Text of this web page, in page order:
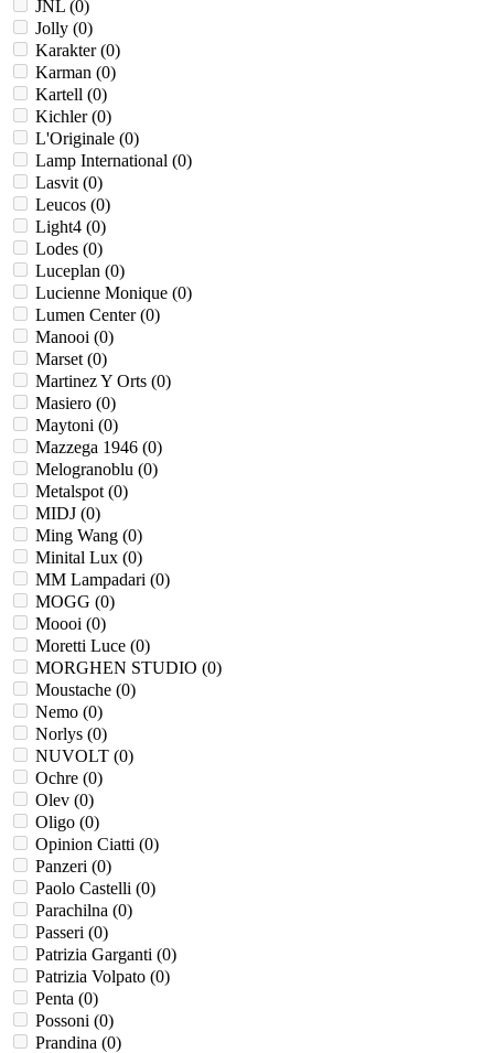
JNL (0)
Jolly (0)
Karakter (0)
Karman (0)
Kartell (0)
Kichler (0)
L'Originale (0)
Lamp International (0)
Lasvit (0)
Leucos (0)
Light4 (0)
Lodes (0)
Luceplan (0)
Lucienne Monique (0)
Lumen Center (0)
Manooi (0)
Marset (0)
Martinez Y Orts (0)
Masiero (0)
Maytoni (0)
Mazzega 1946 (0)
Melogranoblu (0)
Metalspot (0)
MIDJ (0)
Ming Wang (0)
Minital Lux (0)
MM Lampadari (0)
MOGG (0)
Moooi (0)
Moretti Luce (0)
MORGHEN STUDIO (0)
Moustache (0)
Nemo (0)
Norlys (0)
NUVOLT (0)
Ochre (0)
Olev (0)
Oligo (0)
Opinion Ciatti (0)
Panzeri (0)
Paolo Castelli (0)
Parachilna (0)
Passeri (0)
Patrizia Garganti (0)
Patrizia Volpato (0)
Penta (0)
Possoni (0)
Prandina (0)